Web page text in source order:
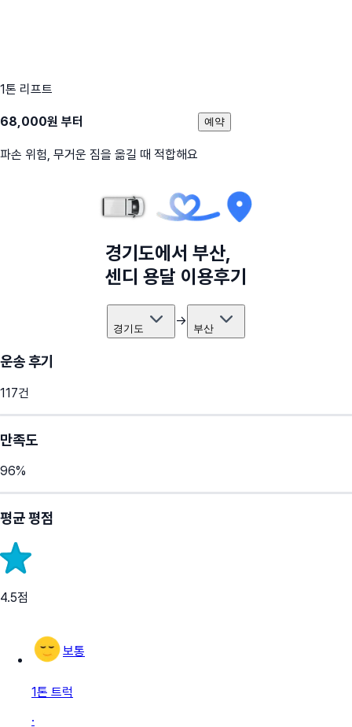
1톤 리프트
68,000원 부터
파손 위험, 무거운 짐을 옮길 때 적합해요
예약
경기도에서 부산,
센디 용달 이용후기
경기도 → 부산
운송 후기
117건
만족도
96%
평균 평점
4.5점
보통
1톤 트럭
·